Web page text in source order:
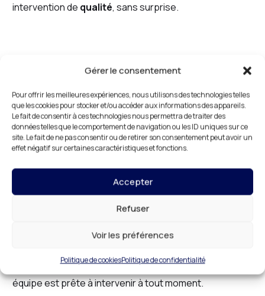
Gérer le consentement
Pour offrir les meilleures expériences, nous utilisons des technologies telles
que les cookies pour stocker et/ou accéder aux informations des appareils.
Le fait de consentir à ces technologies nous permettra de traiter des
données telles que le comportement de navigation ou les ID uniques sur ce
site. Le fait de ne pas consentir ou de retirer son consentement peut avoir un
effet négatif sur certaines caractéristiques et fonctions.
Accepter
Refuser
Voir les préférences
Politique de cookiesPolitique de confidentialité
intervention de qualité, sans surprise.
Serrurerie d’Urgence à
Beauchamp : Une Réactivité
à Toute Épreuve
Les urgences enserrurerienécessitent une
réactivité immédiateet un serviceprofessionnel
vous propose une serrurerie d’urgence
Beauchamp, disponible 24h/24, pour résoudre tous
perte de clés, à une
défectueuse, ou à tout autre problème urgent, notre
équipe est prête à intervenir à tout moment.